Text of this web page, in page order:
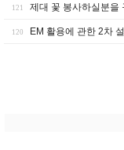
121 제대 꽃 봉사하실분을
120 EM 활용에 관한 2차